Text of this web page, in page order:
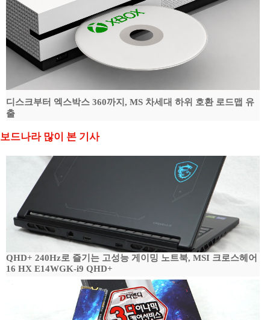
디스크부터 엑스박스 360까지, MS 차세대 하위 호환 로드맵 유
출
보드나라 많이 본 기사
QHD+ 240Hz로 즐기는 고성능 게이밍 노트북, MSI 크로스헤어
16 HX E14WGK-i9 QHD+